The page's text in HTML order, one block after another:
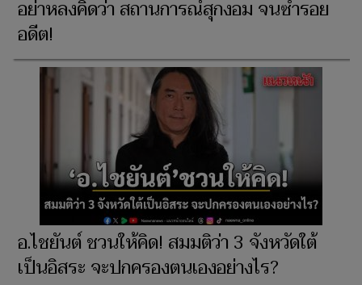
อย่าหลงคิดว่า สถานการณ์สุกงอม จนซ้ำรอย
อดีต!
อ.ไชยันต์ ชวนให้คิด! สมมติว่า 3 จังหวัดใต้
เป็นอิสระ จะปกครองตนเองอย่างไร?